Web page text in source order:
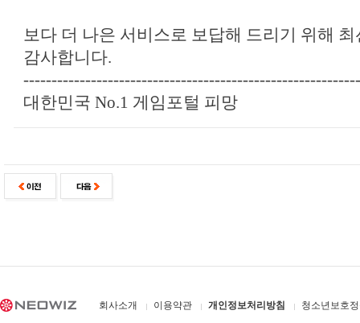
보다 더 나은 서비스로 보답해 드리기 위해
감사합니다.
대한민국 No.1 게임포털 피망
회사소개 이용약관 개인정보처리방침 청소년보호